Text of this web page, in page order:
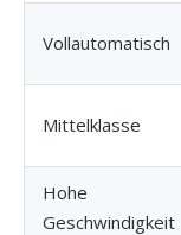
Vollautomatisch
Mittelklasse
Hohe
Geschwindigkeit